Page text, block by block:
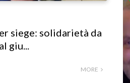
siege: solidarietà da
giu...
MORE
VACCINO - Video